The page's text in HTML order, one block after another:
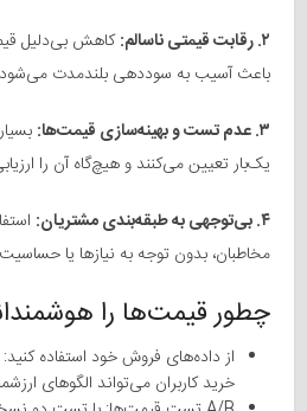
۲. رقابت قیمتی ناسالم:
کاهش بی‌دلیل
باعث آسیب به سوددهی بلندمدت
۳. عدم تست و بهینه‌سازی قیمت‌ها:
یک‌بار تعیین می‌کنند و هیچ‌گاه آن را
۴. بی‌توجهی به طبقه‌بندی مشتریان:
مخاطبان، بدون توجه به نیازها یا
چطور قیمت‌ها را
از داده‌های فروش خود استفاده
خرید کاربران می‌تواند الگوهای